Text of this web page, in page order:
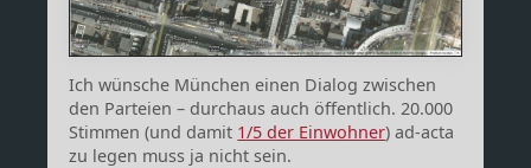
Ich wünsche München einen Dialog zwischen
den Parteien – durchaus auch öffentlich. 20.000
Stimmen (und damit 1/5 der Einwohner) ad-acta
zu legen muss ja nicht sein.